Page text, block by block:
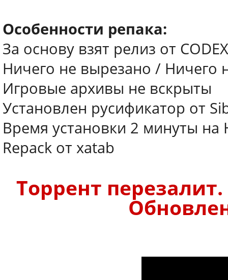
Особенности репака:
За основу взят релиз от CODEX
Ничего не вырезано / Ничего
Игровые архивы не вскрыты
Установлен русификатор от
Время установки 2 минуты на
Repack от xatab
Торрент